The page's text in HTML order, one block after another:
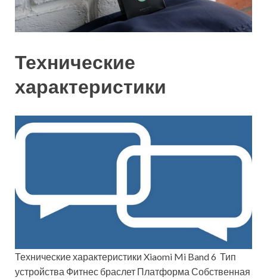
Технические
характеристики
Технические характеристики Xiaomi Mi Band 6 Тип
устройства Фитнес браслет Платформа Собственная